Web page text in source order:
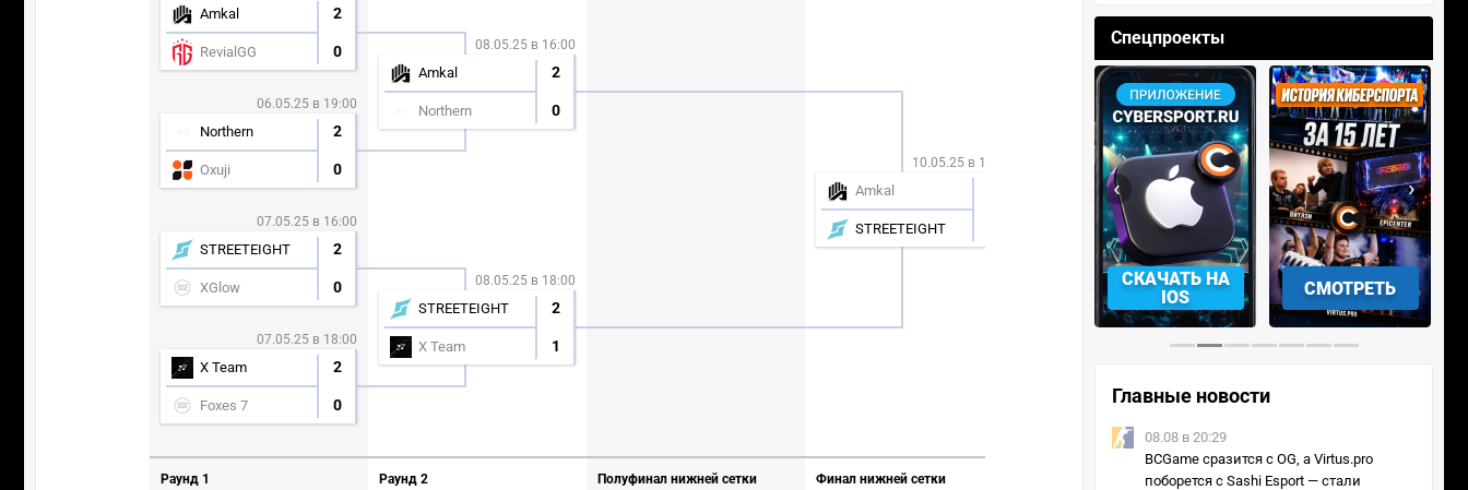
Amkal 2
RevialGG 0
06.05.25 в 19:00
Northern 2
Oxuji 0
07.05.25 в 16:00
STREETEIGHT 2
XGlow 0
07.05.25 в 18:00
X Team 2
Foxes 7 0
08.05.25 в 16:00
Amkal 2
Northern 0
08.05.25 в 18:00
STREETEIGHT 2
X Team 1
10.05.25 в 17:15
Amkal
STREETEIGHT
Раунд 1
Раунд 2
Полуфинал нижней сетки Финал нижней сетки
Спецпроекты
ПЕРЕЙТИ СМОТРЕТЬ УЧАСТВОВАТЬ
‹ ›
Главные новости
08.08 в 20:29
BCGame сразится с OG, а Virtus.pro
поборется с Sashi Esport — стали